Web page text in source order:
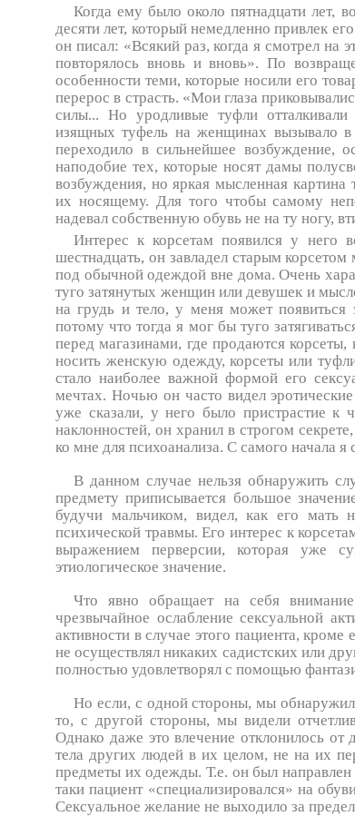
Когда ему было около пятнадцати лет,
десяти лет, который немедленно привлек
он писал: «Всякий раз, когда я смотрел на
повторялось вновь и вновь». По
особенности теми, которые носили его
перерос в страсть. «Мои глаза
силы... Но уродливые туфли
изящных туфель на женщинах вызывало в
переходило в сильнейшее возбуждение,
наподобие тех, которые носят дамы
возбуждения, но яркая мысленная
их носящему. Для того чтобы самому
надевал собственную обувь не на ту ногу,
Интерес к корсетам появился у него
шестнадцать, он завладел старым
под обычной одеждой вне дома. Очень
туго затянутых женщин или девушек и
на грудь и тело, у меня может
потому что тогда я мог бы туго
перед магазинами, где продаются
носить женскую одежду, корсеты или
стало наиболее важной формой его
мечтах. Ночью он часто видел
уже сказали, у него было пристрастие к
наклонностей, он хранил в строгом
ко мне для психоанализа. С самого начала я
В данном случае нельзя обнаружить
предмету приписывается большое
будучи мальчиком, видел, как его мать
психической травмы. Его интерес к
выражением перверсии, которая уже
этиологическое значение.
Что явно обращает на себя
чрезвычайное ослабление сексуальной
активности в случае этого пациента,
не осуществлял никаких садистских или
полностью удовлетворял с помощью
Но если, с одной стороны, мы
то, с другой стороны, мы видели
Однако даже это вле­чение отклонилось
тела других людей в их целом, не на их
предметы их одежды. Т.е. он был направлен
таки пациент «специализировался» на
Сексуальное желание не выходило за